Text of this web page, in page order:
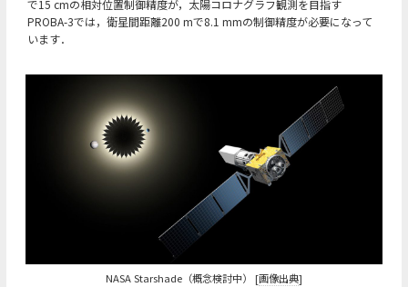
で15 cmの相対位置制御精度が，太陽コロナグラフ観測を目指す
PROBA-3では，衛星間距離200 mで8.1 mmの制御精度が必要になって
います．
NASA Starshade（概念検討中） [画像出典]